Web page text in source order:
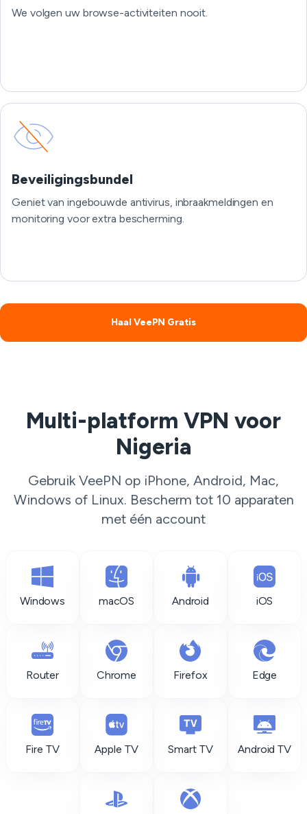
We volgen uw browse-activiteiten nooit.
Beveiligingsbundel
Geniet van ingebouwde antivirus, inbraakmeldingen en
monitoring voor extra bescherming.
Haal VeePN Gratis
Multi-platform VPN voor
Nigeria
Gebruik VeePN op iPhone, Android, Mac,
Windows of Linux. Bescherm tot 10 apparaten
met één account
Windows macOS Android iOS
Router Chrome Firefox Edge
Fire TV Apple TV Smart TV Android TV